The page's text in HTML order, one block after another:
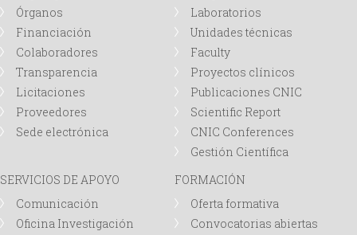
Órganos
Financiación
Colaboradores
Transparencia
Licitaciones
Proveedores
Sede electrónica
Laboratorios
Unidades técnicas
Faculty
Proyectos clínicos
Publicaciones CNIC
Scientific Report
CNIC Conferences
Gestión Científica
SERVICIOS DE APOYO
Comunicación
Oficina Investigación
FORMACIÓN
Oferta formativa
Convocatorias abiertas